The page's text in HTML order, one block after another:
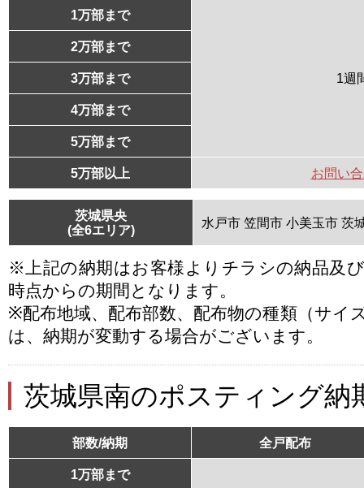
1万部まで
1週
2万部まで
3万部まで
4万部まで
5万部まで
5万部以上 お問い
茨城県央
(全6エリア)
水戸市 笠間市 小美玉市 茨
※上記の納期はお客様よりチラシの納品及
時点からの期間となります。
※配布地域、配布部数、配布物の種類（サイ
は、納期が変動する場合がございます。
茨城県南のポスティング納
部数/納期 全戸配布
1万部まで